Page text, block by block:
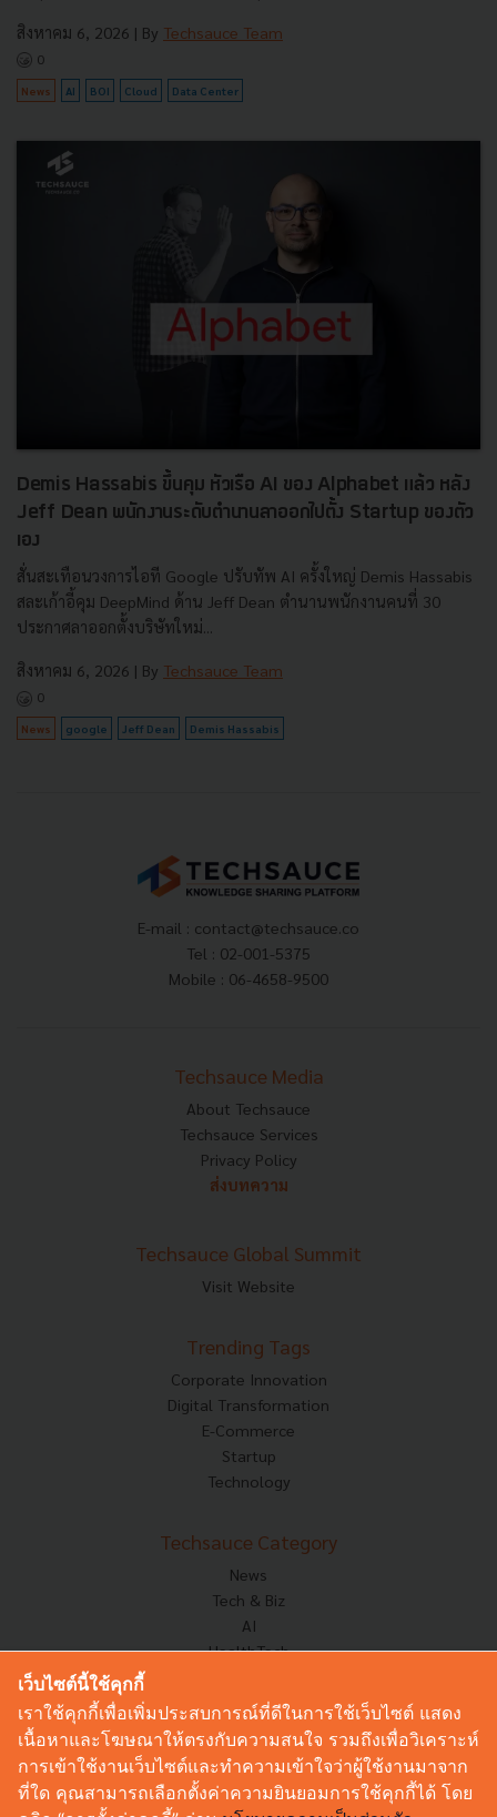
สิงหาคม 6, 2026 | By Techsauce Team
0
News AI BOI Cloud Data Center
Demis Hassabis ขึ้นคุม หัวเรือ AI ของ Alphabet แล้ว หลัง
Jeff Dean พนักงานระดับตำนานลาออกไปตั้ง Startup ของตัว
เอง
สั่นสะเทือนวงการไอที Google ปรับทัพ AI ครั้งใหญ่ Demis Hassabis
สละเก้าอี้คุม DeepMind ด้าน Jeff Dean ตำนานพนักงานคนที่ 30
ประกาศลาออกตั้งบริษัทใหม่...
สิงหาคม 6, 2026 | By Techsauce Team
0
News google Jeff Dean Demis Hassabis
E-mail : contact@techsauce.co
Tel : 02-001-5375
Mobile : 06-4658-9500
Techsauce Media
About Techsauce
Techsauce Services
Privacy Policy
ส่งบทความ
Techsauce Global Summit
Visit Website
Trending Tags
Corporate Innovation
Digital Transformation
E-Commerce
Startup
Technology
Techsauce Category
News
Tech & Biz
AI
HealthTech
Corp Innov
Saucy Thoughts
Based On
Sustainable
Videos
เว็บไซต์นี้ใช้คุกกี้
เราใช้คุกกี้เพื่อเพิ่มประสบการณ์ที่ดีในการใช้เว็บไซต์ แสดง
เนื้อหาและโฆษณาให้ตรงกับความสนใจ รวมถึงเพื่อวิเคราะห์
การเข้าใช้งานเว็บไซต์และทำความเข้าใจว่าผู้ใช้งานมาจาก
ที่ใด คุณสามารถเลือกตั้งค่าความยินยอมการใช้คุกกี้ได้ โดย